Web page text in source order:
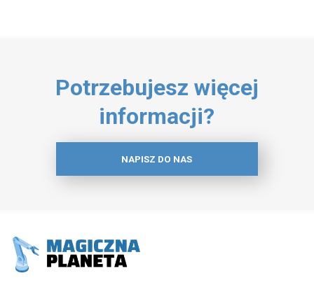
Potrzebujesz więcej
informacji?
NAPISZ DO NAS